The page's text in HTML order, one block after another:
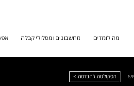
מה לומדים מחשבונים ומסלולי קבלה
הפקולטה להנדסה >